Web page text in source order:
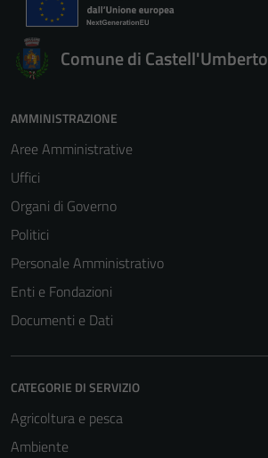
Comune di Castell'Umberto
AMMINISTRAZIONE
Aree Amministrative
Uffici
Organi di Governo
Politici
Personale Amministrativo
Enti e Fondazioni
Documenti e Dati
CATEGORIE DI SERVIZIO
Agricoltura e pesca
Ambiente